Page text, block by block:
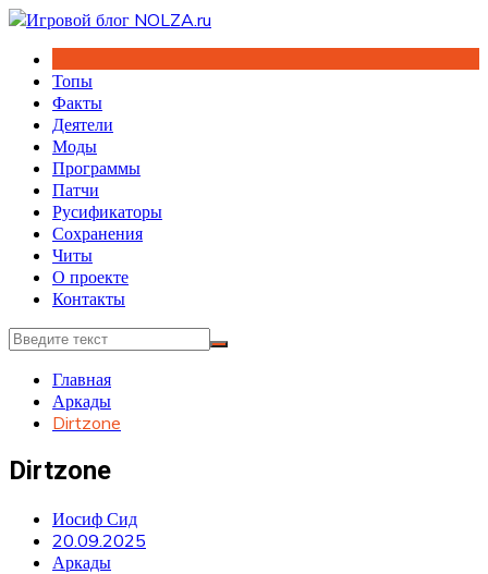
Перейти
содержимому
Топы
Факты
Деятели
Моды
Программы
Патчи
Русификаторы
Сохранения
Читы
О проекте
Контакты
Главная
Аркады
Dirtzone
Dirtzone
Иосиф Сид
20.09.2025
Аркады